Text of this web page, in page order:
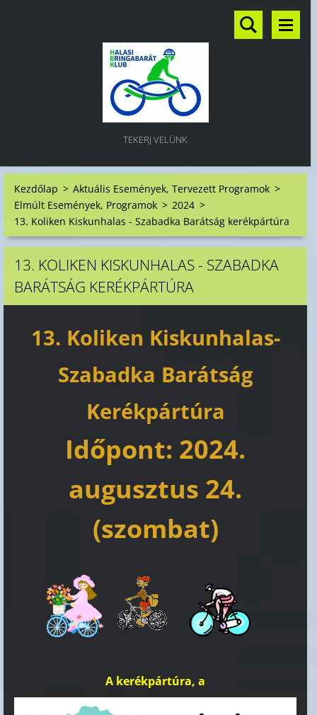
TEKERJ VELÜNK
Kezdőlap > Aktuális Események, Tervezett Programok >
Elmúlt Események, Programok > 2024 >
13. Koliken Kiskunhalas - Szabadka Barátság kerékpártúra
13. KOLIKEN KISKUNHALAS - SZABADKA
BARÁTSÁG KERÉKPÁRTÚRA
13. Koliken Kiskunhalas-
Szabadka Barátság
Kerékpártúra
Időpont: 2024.
augusztus 24.
(szombat)
A kerékpártúra, a